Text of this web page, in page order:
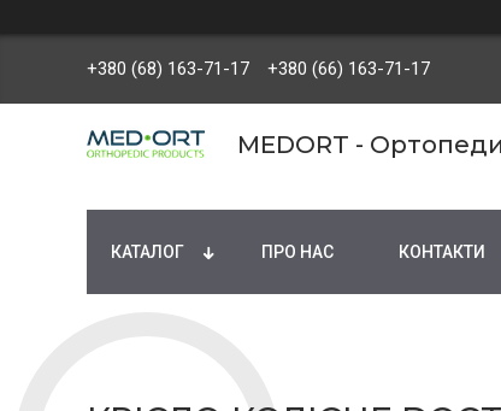
+380 (68) 163-71-17 +380 (66) 163-71-17
MEDORT -
КАТАЛОГ ПРО НАС КОНТАКТИ